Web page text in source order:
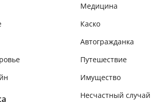
Медицина
Каско
Автогражданка
Путешествие
Имущество
Несчастный случай